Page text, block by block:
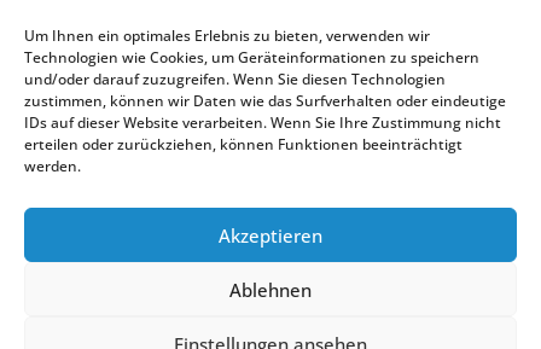
Um Ihnen ein optimales Erlebnis zu bieten, verwenden wir
Technologien wie Cookies, um Geräteinformationen zu speichern
und/oder darauf zuzugreifen. Wenn Sie diesen Technologien
zustimmen, können wir Daten wie das Surfverhalten oder eindeutige
IDs auf dieser Website verarbeiten. Wenn Sie Ihre Zustimmung nicht
erteilen oder zurückziehen, können Funktionen beeinträchtigt
werden.
Akzeptieren
Ablehnen
Einstellungen ansehen
73760 Ostfildern
Kontakt:
Telefon: 0711 441 4063
E-Mail: treffpunkt.ruit@ostfildern.de
Treffpunkt Ostfildern Ruit | 2022
Scharnhauser Str. 25